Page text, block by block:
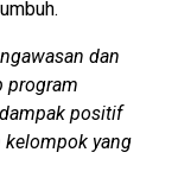
dan
program
positif
kelompok yang